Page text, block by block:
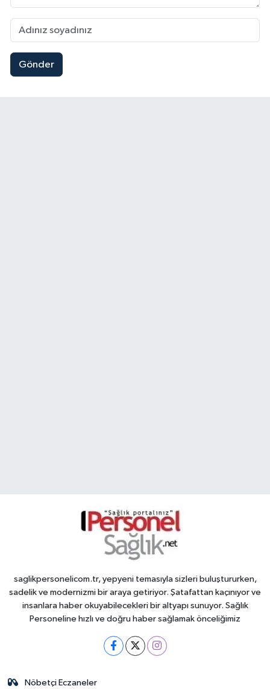
Gönder
saglikpersonelicom.tr, yepyeni temasıyla sizleri buluştururken,
sadelik ve modernizmi bir araya getiriyor. Şatafattan kaçınıyor ve
insanlara haber okuyabilecekleri bir altyapı sunuyor. Sağlık
Personeline hızlı ve doğru haber sağlamak önceliğimiz
Nöbetçi Eczaneler